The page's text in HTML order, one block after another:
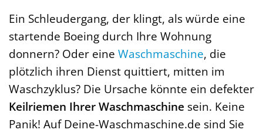
Ein Schleudergang, der klingt, als würde eine
startende Boeing durch Ihre Wohnung
donnern? Oder eine Waschmaschine, die
plötzlich ihren Dienst quittiert, mitten im
Waschzyklus? Die Ursache könnte ein defekter
Keilriemen Ihrer Waschmaschine sein. Keine
Panik! Auf Deine-Waschmaschine.de sind Sie